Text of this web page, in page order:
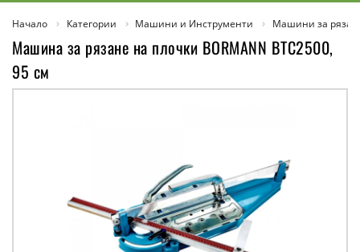
Начало Категории Машини и Инструменти Машини за
Машина за рязане на плочки BORMANN BTC2500,
95 см